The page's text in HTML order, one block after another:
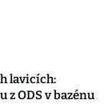
lavicích:
z ODS v bazénu